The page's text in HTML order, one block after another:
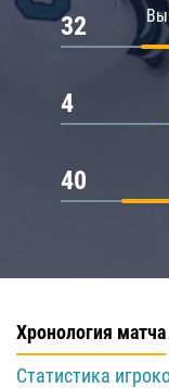
32
4
40
Хронология матча
Статистика